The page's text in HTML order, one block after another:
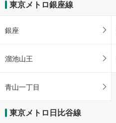
東京メトロ銀座線
銀座
溜池山王
青山一丁目
東京メトロ日比谷線